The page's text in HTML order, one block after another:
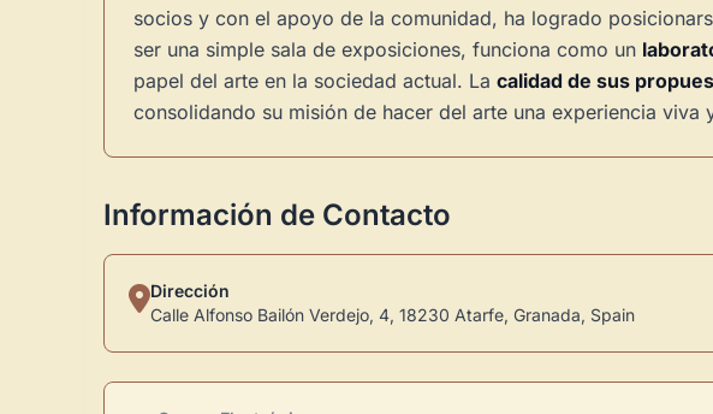
socios y con el apoyo de la comunidad, ha logrado
ser una simple sala de exposiciones, funciona como un
papel del arte en la sociedad actual. La calidad de sus
consolidando su misión de hacer del arte una experiencia
Información de Contacto
Dirección
Calle Alfonso Bailón Verdejo, 4, 18230 Atarfe, Granada, Spain